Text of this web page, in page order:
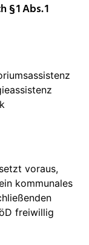
1 Abs. 1
voraus,
kommunales
freiwillig